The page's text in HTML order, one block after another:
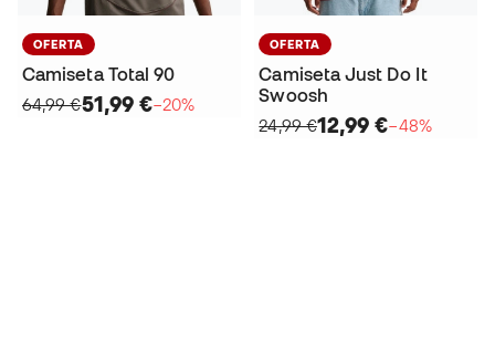
OFERTA
Camiseta Total 90
64,99 €51,99 €−20%
OFERTA
Camiseta Just Do It
Swoosh
24,99 €12,99 €−48%